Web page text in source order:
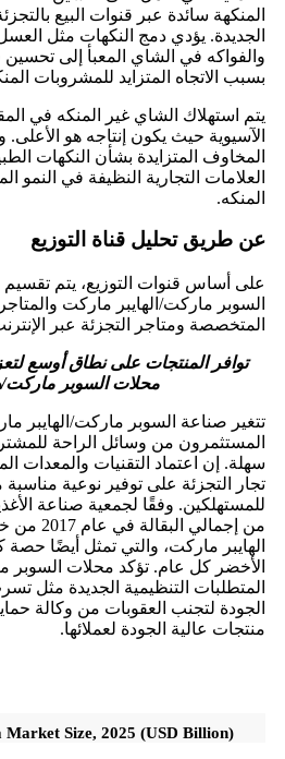
المنكهة سائدة عبر قنوات البيع
الجديدة. يؤدي دمج النكهات مثل العسل
والفواكه في الشاي المعبأ إلى تحسين
بسبب الاتجاه المتزايد للمشروبات
يتم استهلاك الشاي غير المنكه في
الآسيوية حيث يكون إنتاجه هو الأعلى.
المخاوف المتزايدة بشأن النكهات
العلامات التجارية النظيفة في النمو
المنكه.
عن طريق تحليل قناة التوزيع
على أساس قنوات التوزيع، يتم
السوبر ماركت/الهايبر ماركت والمتاجر
المتخصصة ومتاجر التجزئة عبر
توافر المنتجات على نطاق أوسع
محلات السوبر ماركت/
تتغير صناعة السوبر ماركت/الهايبر
المستثمرون من وسائل الراحة
سهلة. إن اعتماد التقنيات والمعدات
تجار التجزئة على توفير نوعية
من إجمالي
الهايبر ماركت، والتي تمثل أيضًا حصة
الأخضر كل عام. تؤكد محلات السوبر
المتطلبات التنظيمية الجديدة مثل
منتجات عالية الجودة لعملائها.
Market Size, 2025 (USD Billion)